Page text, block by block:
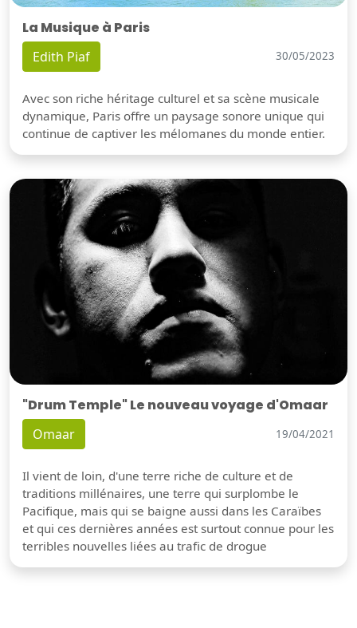
La Musique à Paris
Edith Piaf 30/05/2023
Avec son riche héritage culturel et sa scène musicale
dynamique, Paris offre un paysage sonore unique qui
continue de captiver les mélomanes du monde entier.
"Drum Temple" Le nouveau voyage d'Omaar
Omaar 19/04/2021
Il vient de loin, d'une terre riche de culture et de
traditions millénaires, une terre qui surplombe le
Pacifique, mais qui se baigne aussi dans les Caraïbes
et qui ces dernières années est surtout connue pour les
terribles nouvelles liées au trafic de drogue